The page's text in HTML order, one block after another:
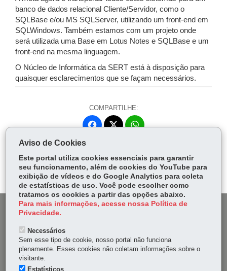
banco de dados relacional Cliente/Servidor, como o
SQLBase e/ou MS SQLServer, utilizando um front-end em
SQLWindows. Também estamos com um projeto onde
será utilizada uma Base em Lotus Notes e SQLBase e um
front-end na mesma linguagem.
O Núcleo de Informática da SERT está à disposição para
quaisquer esclarecimentos que se façam necessários.
COMPARTILHE:
Fa
ok
itt
er
W
Ap
p
DENUNCIE CORRUPÇÃO
OUVIDORIA
Aviso de Cookies
Este portal utiliza cookies essenciais para garantir
seu funcionamento, além de cookies do YouTube para
exibição de vídeos e do Google Analytics para coleta
de estatísticas de uso. Você pode escolher como
tratamos os cookies a partir das opções abaixo.
Para mais informações, acesse nossa Política de
Privacidade.
Necessários
Sem esse tipo de cookie, nosso portal não funciona
plenamente. Esses cookies não coletam informações sobre o
visitante.
Estatísticos